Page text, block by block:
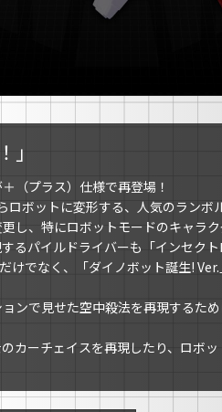
（プラス）仕様で再登場！
ボットに変形する、人気のランボ
し、特にロボットモードのキャラク
るパイルドライバーも「インセクト
けでなく、「ダイノボット誕生!
ンで見せた空中殺法を再現するた
カーチェイスを再現したり、ロボ